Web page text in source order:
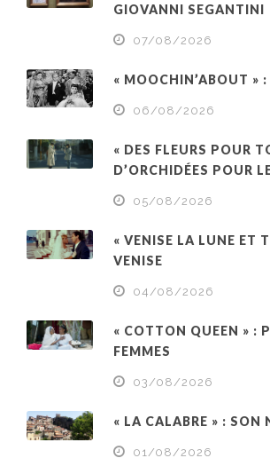
GIOVANNI SEGANTINI
07/08/2026
« MOOCHIN’ABOUT »
06/08/2026
« DES FLEURS POUR
D’ORCHIDÉES POUR
05/08/2026
« VENISE LA LUNE ET
VENISE
04/08/2026
« COTTON QUEEN » :
FEMMES
03/08/2026
« LA CALABRE » : SON
01/08/2026